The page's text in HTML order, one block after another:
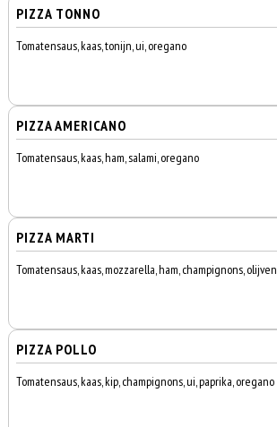
PIZZA TONNO
Tomatensaus, kaas, tonijn, ui, oregano
PIZZA AMERICANO
Tomatensaus, kaas, ham, salami, oregano
PIZZA MARTI
Tomatensaus, kaas, mozzarella, ham, champignons, olijven
PIZZA POLLO
Tomatensaus, kaas, kip, champignons, ui, paprika, oregano